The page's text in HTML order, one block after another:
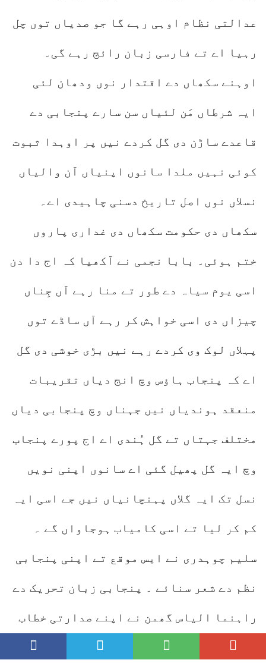
عدالتی نظام اوہی رہے گا جو صدیاں توں چل
رہیا اے تے فارسی زبان رائج رہے گی۔
اوہنے سکھاں دے اقتدار نوں ودھان لئی
ایہ شرطاں مَن لئیاں سن سارے پنجابی دے
قاعدے ساڑن دی گل کردے نیں پر اوہدا ثبوت
کوئی نہیں ملدا سانوں اپنیاں آن والیاں
نسلاں نوں اصل تاریخ دسنی چاہیدی اے۔
سکھاں دی حکومت سکھاں دی غداری پاروں
ختم ہوئی۔ بابا نجمی نے آکھیا کہ اج دا دن
اسی یوم سیاہ دے طور تے منا رہے آں جِناں
چیزاں دی اسی خواہش کر رہے آں ساڈے توں
پہلاں لوک وی کردے رہے نیں بڑی خوشی دی گل
اے کہ پنجاب ہاؤس وچ انج دیاں تقریبات
منعقد ہوندیاں نیں جہناں وچ پنجابی دیاں
مختلف جہتاں تے گل ہُندی اے اج پورے پنجاب
وچ ایہ گل پھیل گئی اے سانوں اپنی نویں
نسل تک ایہ گلاں پہنچانیاں نیں جے اسی ایہ
کم کر لیا تے اسی کامیاب ہوجاواں گے ۔
سلیم چوہدری نے ایس موقع تے اپنی پنجابی
نظم دے شعر سنائے ۔ پنجابی زبان تحریک دے
راہنما الیاس گھمن نے اپنے صدارتی خطاب
وچ آکھیا کہ میںجو گل سوچدا آں